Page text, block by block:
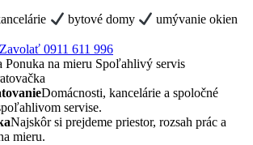
bytové domy
umývanie okien
Zavolať 0911 611 996
Ponuka na mieru Spoľahlivý servis
Domácnosti, kancelárie a spoločné
servise.
Najskôr si prejdeme priestor, rozsah prác a
mieru.